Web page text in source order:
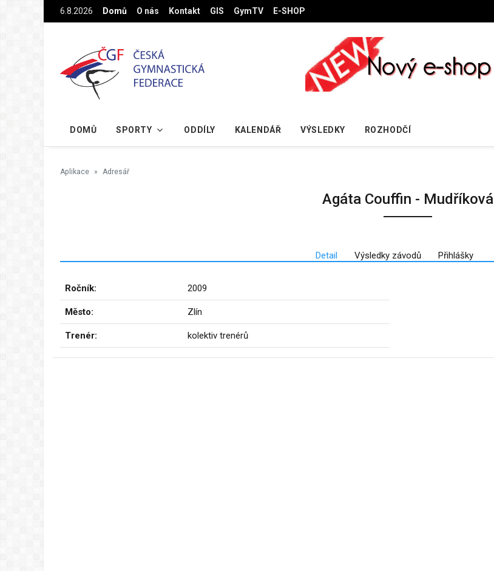
Na hlavní obsah6.8.2026 Domů O nás Kontakt GIS GymTV E-SHOP
DOMŮ SPORTY ODDÍLY KALENDÁŘ VÝSLEDKY ROZHODČÍ
Aplikace Adresář
Agáta Couffin - Mudříková
Detail Výsledky závodů Přihlášky
Ročník: 2009
Město: Zlín
Trenér: kolektiv trenérů